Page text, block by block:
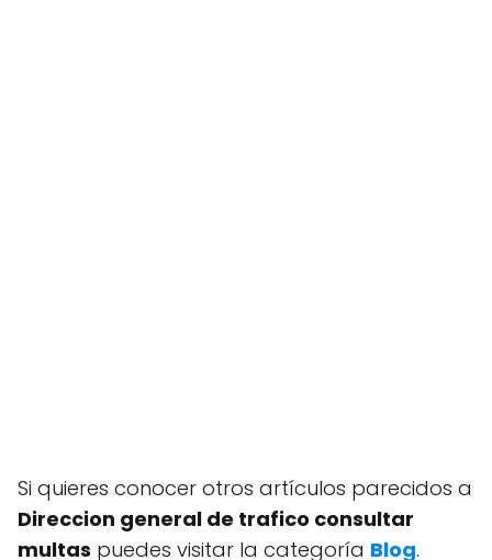
Si quieres conocer otros artículos parecidos a
Direccion general de trafico consultar
multas puedes visitar la categoría Blog.